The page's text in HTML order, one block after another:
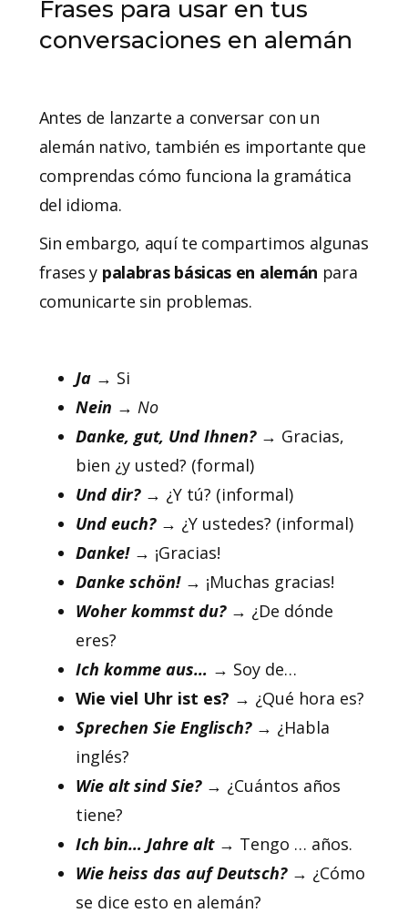
Frases para usar en tus
conversaciones en alemán
Antes de lanzarte a conversar con un
alemán nativo, también es importante que
comprendas cómo funciona la gramática
del idioma.
Sin embargo, aquí te compartimos algunas
frases y palabras básicas en alemán para
comunicarte sin problemas.
Ja → Si
Nein → No
Danke, gut, Und Ihnen? → Gracias,
bien ¿y usted? (formal)
Und dir? → ¿Y tú? (informal)
Und euch? → ¿Y ustedes? (informal)
Danke! → ¡Gracias!
Danke schön! → ¡Muchas gracias!
Woher kommst du? → ¿De dónde
eres?
Ich komme aus… → Soy de…
Wie viel Uhr ist es? → ¿Qué hora es?
Sprechen Sie Englisch? → ¿Habla
inglés?
Wie alt sind Sie?→ ¿Cuántos años
tiene?
Ich bin… Jahre alt→ Tengo … años.
Wie heiss das auf Deutsch? → ¿Cómo
se dice esto en alemán?